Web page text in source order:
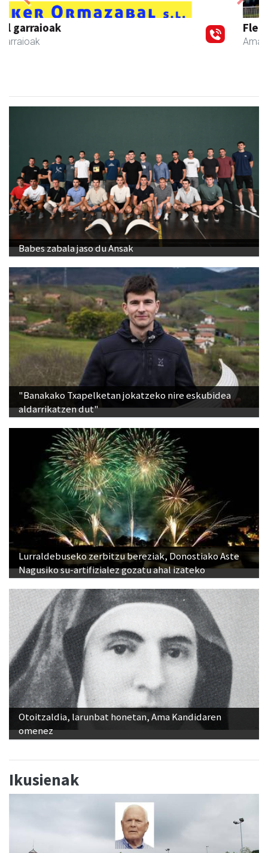
Fleming Herri Eskola
Amasa-Villabona
Previous Next
Babes zabala jaso du Ansak
"Banakako Txapelketan jokatzeko nire eskubidea
aldarrikatzen dut"
Lurraldebuseko zerbitzu bereziak, Donostiako Aste
Nagusiko su-artifizialez gozatu ahal izateko
Otoitzaldia, larunbat honetan, Ama Kandidaren
omenez
Ikusienak